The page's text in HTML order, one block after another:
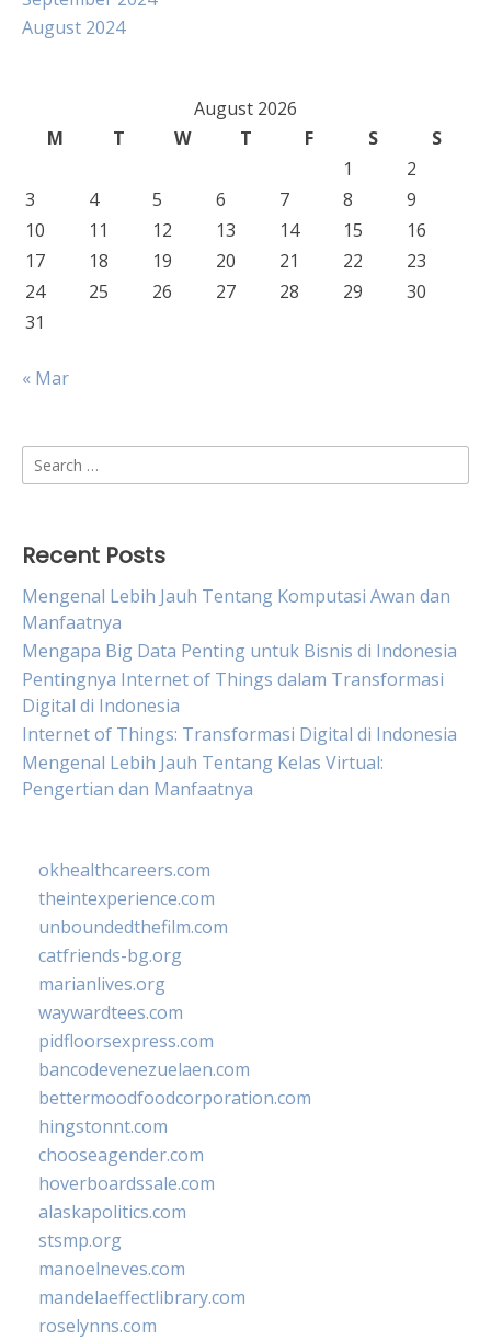
August 2024
August 2026
M
T W T F S
S
1
2
3
4 5 6 7 8
9
10
11 12 13 14 15
16
17
18 19 20 21 22
23
24
25 26 27 28 29
30
31
« Mar
Search
for:
Recent Posts
Mengenal Lebih Jauh Tentang Komputasi Awan dan
Manfaatnya
Mengapa Big Data Penting untuk Bisnis di Indonesia
Pentingnya Internet of Things dalam Transformasi
Digital di Indonesia
Internet of Things: Transformasi Digital di Indonesia
Mengenal Lebih Jauh Tentang Kelas Virtual:
Pengertian dan Manfaatnya
okhealthcareers.com
theintexperience.com
unboundedthefilm.com
catfriends-bg.org
marianlives.org
waywardtees.com
pidfloorsexpress.com
bancodevenezuelaen.com
bettermoodfoodcorporation.com
hingstonnt.com
chooseagender.com
hoverboardssale.com
alaskapolitics.com
stsmp.org
manoelneves.com
mandelaeffectlibrary.com
roselynns.com